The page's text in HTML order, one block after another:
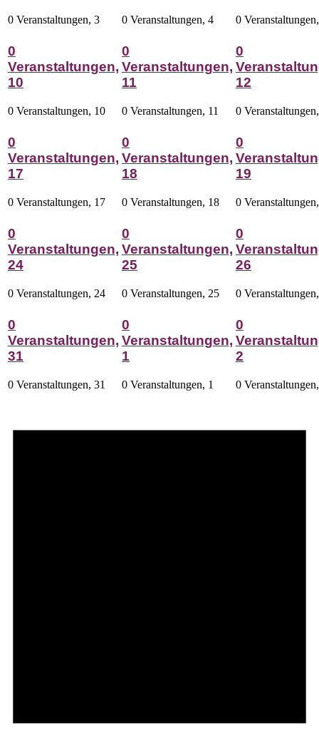
0 Veranstaltungen, 3 0 Veranstaltungen, 4 0
0
Veranstaltungen,
10
0 Veranstaltungen, 10
0
Veranstaltungen,
11
0 Veranstaltungen, 11
0
12
0
0
Veranstaltungen,
17
0 Veranstaltungen, 17
0
Veranstaltungen,
18
0 Veranstaltungen, 18
0
19
0
0
Veranstaltungen,
24
0 Veranstaltungen, 24
0
Veranstaltungen,
25
0 Veranstaltungen, 25
0
26
0
0
Veranstaltungen,
31
0 Veranstaltungen, 31
0
Veranstaltungen,
1
0 Veranstaltungen, 1
0
2
0